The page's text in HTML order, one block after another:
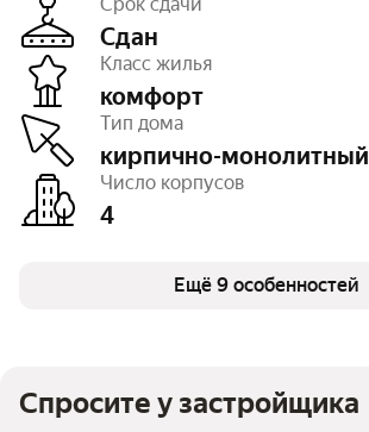
Сдан
Класс жилья
комфорт
Тип дома
кирпично-монолитный
Число корпусов
4
Этажность
Отделка
Высота потолков
2,7 м
Паркинг, машиноместа
есть открытый
Тип договора
ДКП
Очереди
Спортивная площадка
есть
Ещё 9 особенностей
Спросите у застройщика